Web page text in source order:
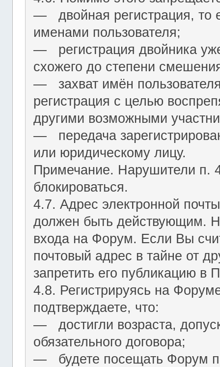
― двойная регистрация, то
именами пользователя;
― регистрация двойника
схожего до степени
― захват имён пользователя
регистрация с целью
другими возможными
― передача
или юридическому лицу.
Примечание. Нарушители п.
блокироваться.
4.7. Адрес электронной
должен быть действующим.
входа на Форум. Если Вы
почтовый адрес в тайне от
запретить его публикацию в
4.8. Регистрируясь на
подтверждаете, что:
― достигли возраста,
обязательного договора;
― будете посещать Форум